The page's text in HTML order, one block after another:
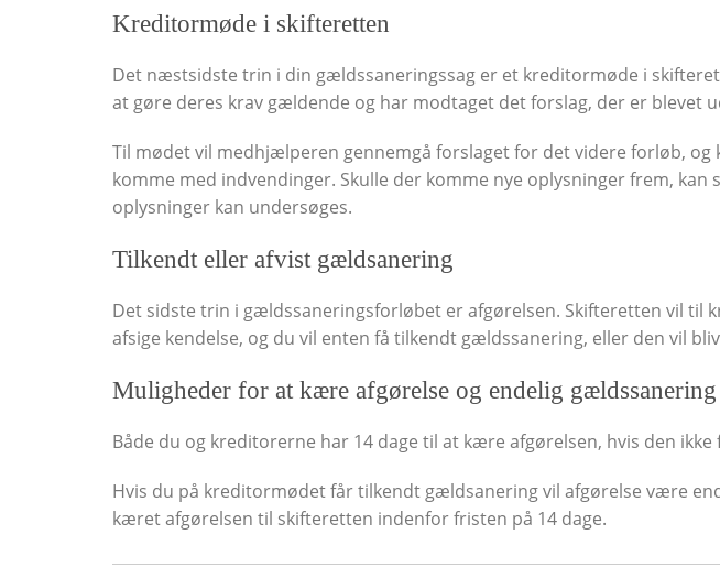
Kreditormøde i skifteretten
Det næstsidste trin i din gældssaneringssag er et kreditormøde i
at gøre deres krav gældende og har modtaget det forslag, der er blevet
Til mødet vil medhjælperen gennemgå forslaget for det videre forløb,
komme med indvendinger. Skulle der komme nye oplysninger frem, kan
oplysninger kan undersøges.
Tilkendt eller afvist gældsanering
Det sidste trin i gældssaneringsforløbet er afgørelsen. Skifteretten vil til
afsige kendelse, og du vil enten få tilkendt gældssanering, eller den vil
Muligheder for at kære afgørelse og endelig gældssanering
Både du og kreditorerne har 14 dage til at kære afgørelsen, hvis den
Hvis du på kreditormødet får tilkendt gældsanering vil afgørelse være
kæret afgørelsen til skifteretten indenfor fristen på 14 dage.